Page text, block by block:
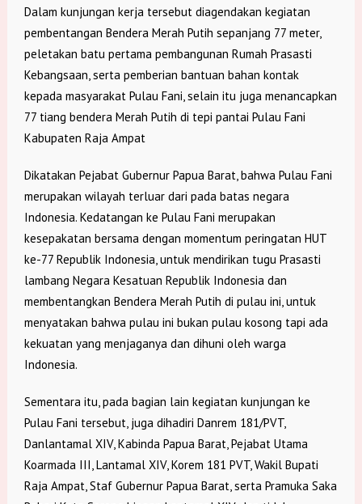
Dalam kunjungan kerja tersebut diagendakan kegiatan
pembentangan Bendera Merah Putih sepanjang 77 meter,
peletakan batu pertama pembangunan Rumah Prasasti
Kebangsaan, serta pemberian bantuan bahan kontak
kepada masyarakat Pulau Fani, selain itu juga menancapkan
77 tiang bendera Merah Putih di tepi pantai Pulau Fani
Kabupaten Raja Ampat
Dikatakan Pejabat Gubernur Papua Barat, bahwa Pulau Fani
merupakan wilayah terluar dari pada batas negara
Indonesia. Kedatangan ke Pulau Fani merupakan
kesepakatan bersama dengan momentum peringatan HUT
ke-77 Republik Indonesia, untuk mendirikan tugu Prasasti
lambang Negara Kesatuan Republik Indonesia dan
membentangkan Bendera Merah Putih di pulau ini, untuk
menyatakan bahwa pulau ini bukan pulau kosong tapi ada
kekuatan yang menjaganya dan dihuni oleh warga
Indonesia.
Sementara itu, pada bagian lain kegiatan kunjungan ke
Pulau Fani tersebut, juga dihadiri Danrem 181/PVT,
Danlantamal XIV, Kabinda Papua Barat, Pejabat Utama
Koarmada III, Lantamal XIV, Korem 181 PVT, Wakil Bupati
Raja Ampat, Staf Gubernur Papua Barat, serta Pramuka Saka